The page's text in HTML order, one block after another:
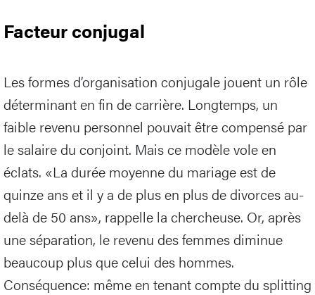
Facteur conjugal
Les formes d’organisation conjugale jouent un rôle
déterminant en fin de carrière. Longtemps, un
faible revenu personnel pouvait être compensé par
le salaire du conjoint. Mais ce modèle vole en
éclats. «La durée moyenne du mariage est de
quinze ans et il y a de plus en plus de divorces au-
delà de 50 ans», rappelle la chercheuse. Or, après
une séparation, le revenu des femmes diminue
beaucoup plus que celui des hommes.
Conséquence: même en tenant compte du splitting